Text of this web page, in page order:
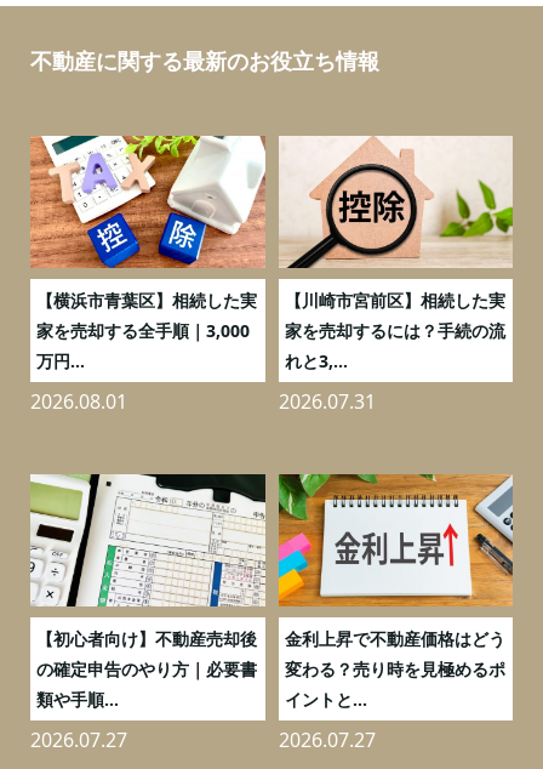
不動産に関する最新のお役立ち情報
【横浜市青葉区】相続した実
家を売却する全手順｜3,000
万円...
2026.08.01
【川崎市宮前区】相続した実
家を売却するには？手続の流
れと3,...
2026.07.31
【初心者向け】不動産売却後
の確定申告のやり方｜必要書
類や手順...
2026.07.27
金利上昇で不動産価格はどう
変わる？売り時を見極めるポ
イントと...
2026.07.27